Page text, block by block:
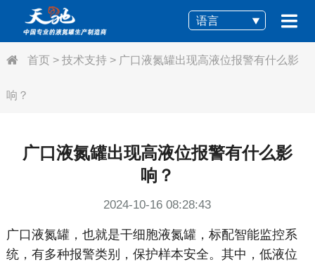
语言
首页> 技术支持> 广口液氮罐出现高液位报警有什么影
响？
广口液氮罐出现高液位报警有什么影
响？
2024-10-16 08:28:43
广口液氮罐，也就是干细胞液氮罐，标配智能监控系
统，有多种报警类别，保护样本安全。其中，低液位